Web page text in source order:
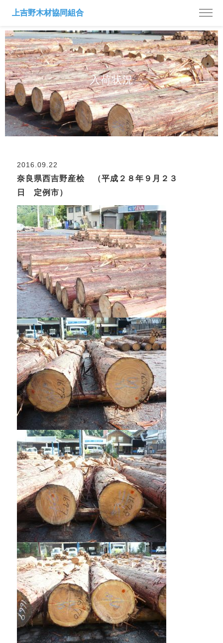
入荷状況
2016.09.22
奈良県西吉野産桧 （平成２８年９月２３
日 定例市）